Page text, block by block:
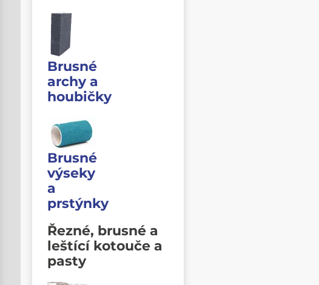
Brusné
archy a
houbičky
Brusné
výseky
a
prstýnky
Řezné, brusné a
leštící kotouče a
pasty